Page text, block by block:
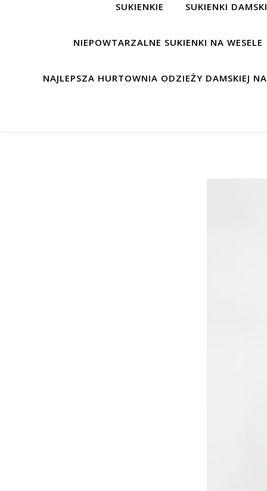
SUKIENKIE SUKIENKI
NIEPOWTARZALNE SUKIENKI NA WESELE
NAJLEPSZA HURTOWNIA ODZIEŻY DAMSKIEJ